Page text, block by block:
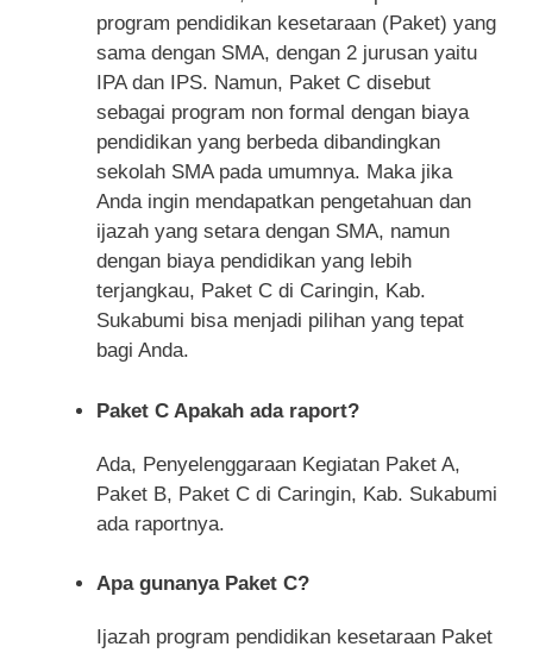
program pendidikan kesetaraan (Paket) yang
sama dengan SMA, dengan 2 jurusan yaitu
IPA dan IPS. Namun, Paket C disebut
sebagai program non formal dengan biaya
pendidikan yang berbeda dibandingkan
sekolah SMA pada umumnya. Maka jika
Anda ingin mendapatkan pengetahuan dan
ijazah yang setara dengan SMA, namun
dengan biaya pendidikan yang lebih
terjangkau, Paket C di Caringin, Kab.
Sukabumi bisa menjadi pilihan yang tepat
bagi Anda.
Paket C Apakah ada raport?
Ada, Penyelenggaraan Kegiatan Paket A,
Paket B, Paket C di Caringin, Kab. Sukabumi
ada raportnya.
Apa gunanya Paket C?
Ijazah program pendidikan kesetaraan Paket